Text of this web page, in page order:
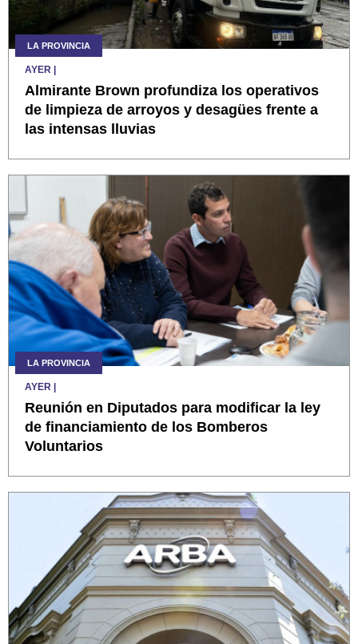
LA PROVINCIA
AYER |
Almirante Brown profundiza los operativos
de limpieza de arroyos y desagües frente a
las intensas lluvias
LA PROVINCIA
AYER |
Reunión en Diputados para modificar la ley
de financiamiento de los Bomberos
Voluntarios